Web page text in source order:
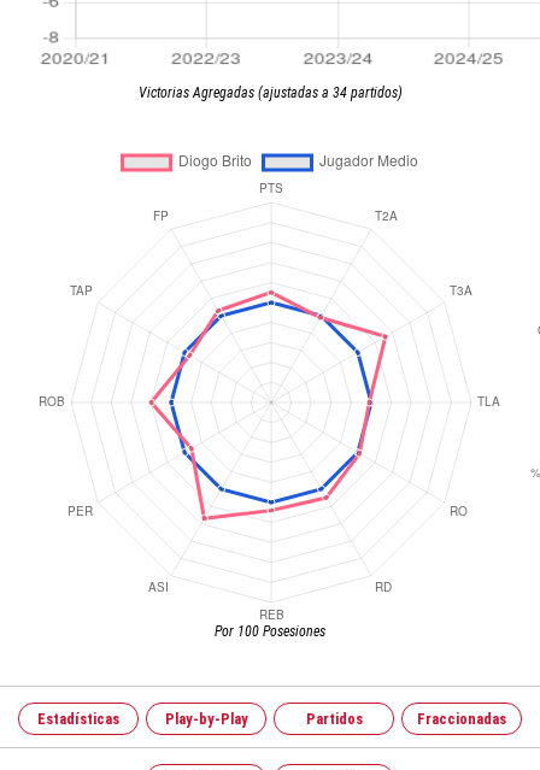
Victorias Agregadas (ajustadas a 34 partidos)
Por 100 Posesiones
Estadísticas Play-by-Play Partidos Fraccionadas